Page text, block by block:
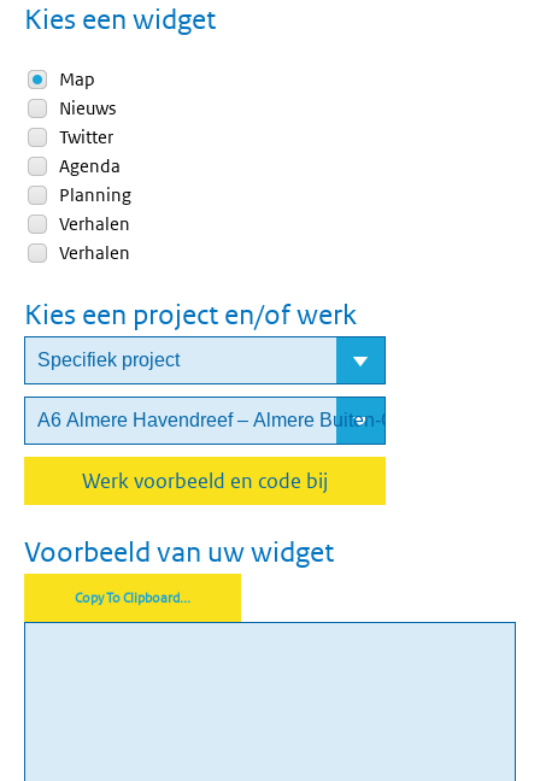
Kies een widget
Map
Nieuws
Twitter
Agenda
Planning
Verhalen
Verhalen
Kies een project en/of werk
Werk voorbeeld en code bij
Voorbeeld van uw widget
Copy To Clipboard...